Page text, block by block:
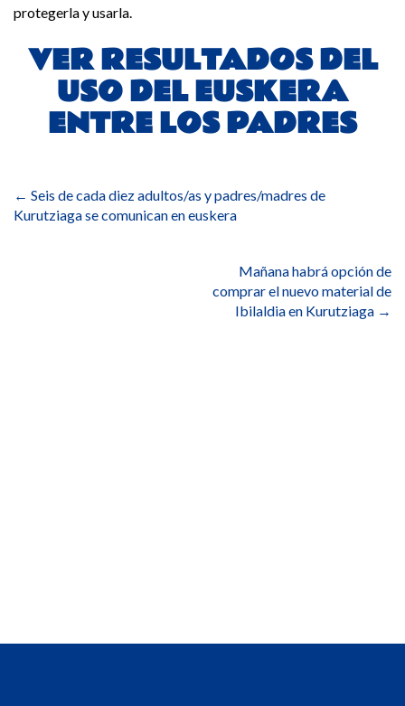
protegerla y usarla.
VER RESULTADOS DEL
USO DEL EUSKERA
ENTRE LOS PADRES
de
entradas
← Seis de cada diez adultos/as y padres/madres de
Kurutziaga se comunican en euskera
Mañana habrá opción de
comprar el nuevo material de
Ibilaldia en Kurutziaga →